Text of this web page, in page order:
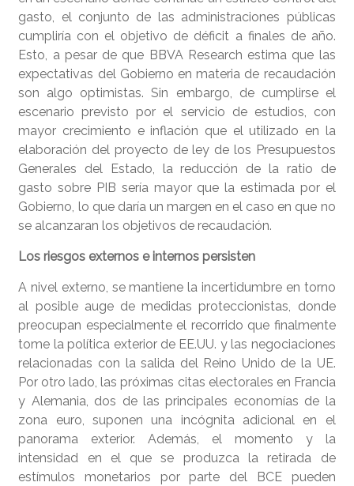
gasto, el conjunto de las administraciones públicas
cumpliría con el objetivo de déficit a finales de año.
Esto, a pesar de que BBVA Research estima que las
expectativas del Gobierno en materia de recaudación
son algo optimistas. Sin embargo, de cumplirse el
escenario previsto por el servicio de estudios, con
mayor crecimiento e inflación que el utilizado en la
elaboración del proyecto de ley de los Presupuestos
Generales del Estado, la reducción de la ratio de
gasto sobre PIB sería mayor que la estimada por el
Gobierno, lo que daría un margen en el caso en que no
se alcanzaran los objetivos de recaudación.
Los riesgos externos e internos persisten
A nivel externo, se mantiene la incertidumbre en torno
al posible auge de medidas proteccionistas, donde
preocupan especialmente el recorrido que finalmente
tome la política exterior de EE.UU. y las negociaciones
relacionadas con la salida del Reino Unido de la UE.
Por otro lado, las próximas citas electorales en Francia
y Alemania, dos de las principales economías de la
zona euro, suponen una incógnita adicional en el
panorama exterior. Además, el momento y la
intensidad en el que se produzca la retirada de
estímulos monetarios por parte del BCE pueden